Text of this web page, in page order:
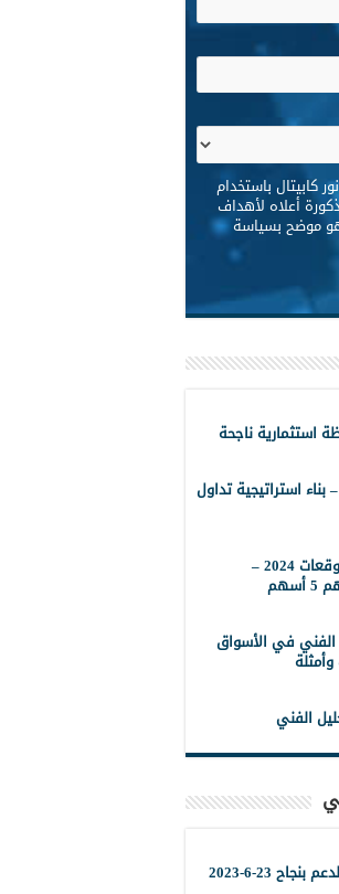
كابيتال باستخدام
أعلاه لأهداف
موضح بسياسة
استثمارية ناجحة
استراتيجية تداول
الأسهم الأمريكية وتوقعات 2024 –
الفني في الأسواق
23-6-2023